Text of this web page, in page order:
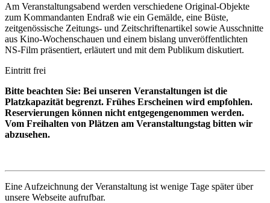
Am Veranstaltungsabend werden verschiedene Original-Objekte
zum Kommandanten Endraß wie ein Gemälde, eine Büste,
zeitgenössische Zeitungs- und Zeitschriftenartikel sowie Ausschnitte
aus Kino-Wochenschauen und einem bislang unveröffentlichten
NS-Film präsentiert, erläutert und mit dem Publikum diskutiert.
Eintritt frei
Bitte beachten Sie: Bei unseren Veranstaltungen ist die
Platzkapazität begrenzt. Frühes Erscheinen wird empfohlen.
Reservierungen können nicht entgegengenommen werden.
Vom Freihalten von Plätzen am Veranstaltungstag bitten wir
abzusehen.
Eine Aufzeichnung der Veranstaltung ist wenige Tage später über
unsere Webseite aufrufbar.